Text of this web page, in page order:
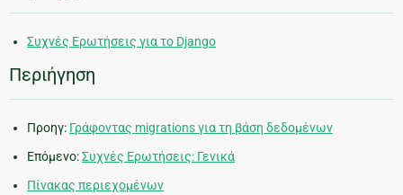
Συχνές Ερωτήσεις για το Django
Περιήγηση
Προηγ: Γράφοντας migrations για τη βάση δεδομένων
Επόμενο:Συχνές Ερωτήσεις: Γενικά
Πίνακας περιεχομένων